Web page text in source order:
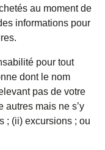
au moment de
informations pour
pour tout
dont le nom
pas de votre
autres mais ne s’y
; (ii) excursions ; ou